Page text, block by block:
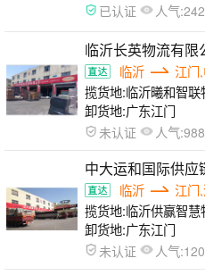
已认证 人气:
临沂长英物流有限
临沂
江门
揽货地:临沂曦和智
L32 L36栋
卸货地:广东江门
未认证 人气:
中大运和国际供应
临沂
江门
揽货地:临沂供赢智
心
卸货地:广东江门
未认证 人气: